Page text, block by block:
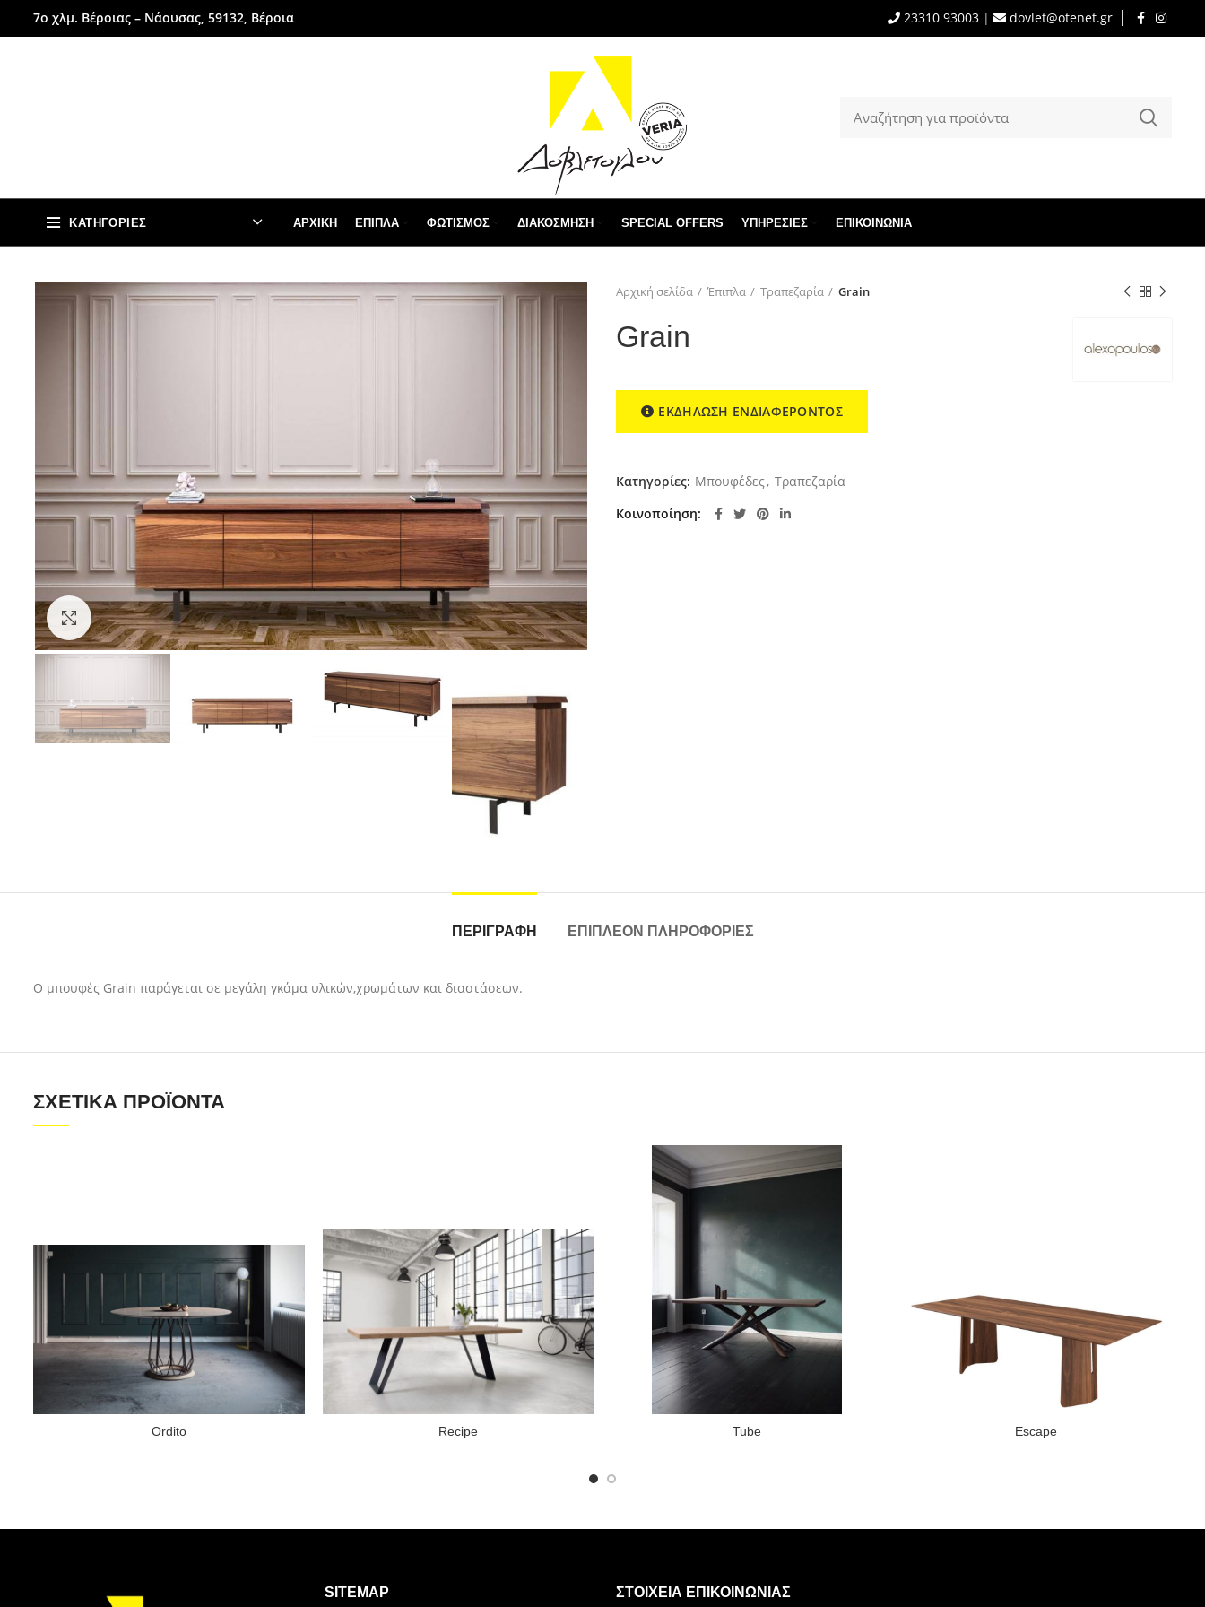
7ο χλμ. Βέροιας – Νάουσας, 59132, Βέροια 23310 93003 | dovlet@otenet.gr
ΚΑΤΗΓΟΡΊΕΣ ΑΡΧΙΚΉ ΈΠΙΠΛΑ ΦΩΤΙΣΜΌΣ ΔΙΑΚΌΣΜΗΣΗ SPECIAL OFFERS ΥΠΗΡΕΣΙΕΣ ΕΠΙΚΟΙΝΩΝΊΑ
Click to enlarge
Αρχική σελίδα Έπιπλα Τραπεζαρία Grain
Grain
ΕΚΔΗΛΩΣΗ ΕΝΔΙΑΦΕΡΟΝΤΟΣ
Κατηγορίες: Μπουφέδες , Τραπεζαρία
Κοινοποίηση
ΠΕΡΙΓΡΑΦΉ ΕΠΙΠΛΈΟΝ ΠΛΗΡΟΦΟΡΊΕΣ
Ο μπουφές Grain παράγεται σε μεγάλη γκάμα υλικών,χρωμάτων και διαστάσεων.
ΣΧΕΤΙΚΆ ΠΡΟΪΌΝΤΑ
Ordito Recipe Tube Escape
SITEMAP ΣΤΟΙΧΕΊΑ ΕΠΙΚΟΙΝΩΝΊΑΣ